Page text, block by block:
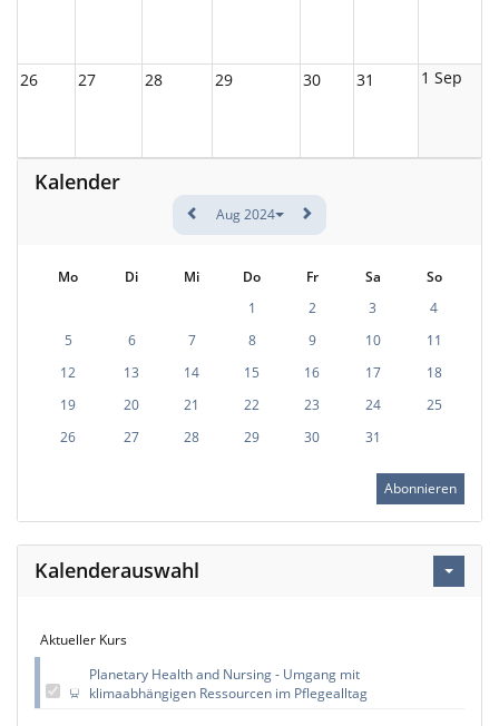
26 27 28 29 30 31 1 Sep
Kalender
Aug 2024
Mo Di Mi Do Fr Sa
So
1
2 3
4
5
6 7 8 9 10
11
12
13 14 15 16 17
18
19
20 21 22 23 24
25
26
27 28 29 30 31
Abonnieren
Kalenderauswahl
Aktueller Kurs
Planetary Health and Nursing - Umgang mit
klimaabhängigen Ressourcen im Pflegealltag